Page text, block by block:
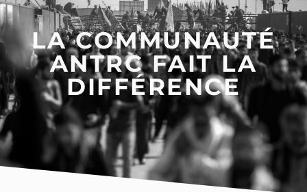
LA COMMUNAUTÉ
ANTRC FAIT LA
DIFFÉRENCE